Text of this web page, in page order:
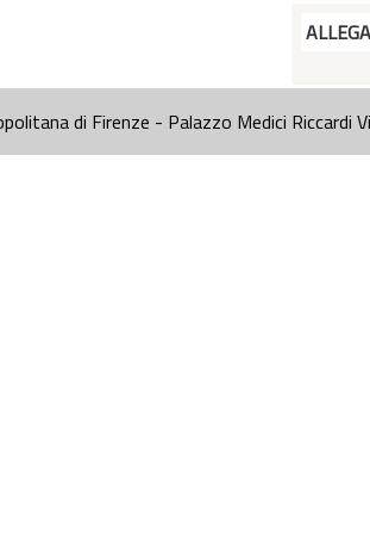
di Firenze - Palazzo Medici Riccardi